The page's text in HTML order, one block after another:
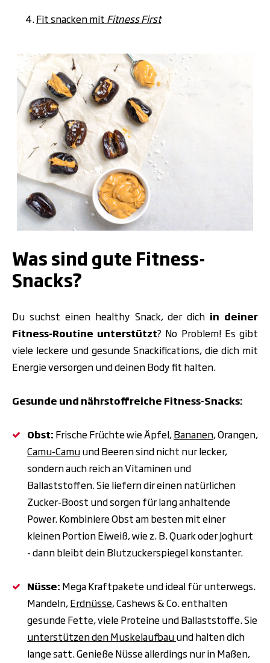
Fit snacken mit Fitness First
Was sind gute Fitness-
Snacks?
Du suchst einen healthy Snack, der dich in deiner
Fitness-Routine unterstützt? No Problem! Es gibt
viele leckere und gesunde Snackifications, die dich mit
Energie versorgen und deinen Body fit halten.
Gesunde und nährstoffreiche Fitness-Snacks:
Obst: Frische Früchte wie Äpfel,Bananen, Orangen,
Camu-Camuund Beeren sind nicht nur lecker,
sondern auch reich an Vitaminen und
Ballaststoffen. Sie liefern dir einen natürlichen
Zucker-Boost und sorgen für lang anhaltende
Power. Kombiniere Obst am besten mit einer
kleinen Portion Eiweiß, wie z. B. Quark oder Joghurt
- dann bleibt dein Blutzuckerspiegel konstanter.
Nüsse: Mega Kraftpakete und ideal für unterwegs.
Mandeln,Erdnüsse, Cashews & Co. enthalten
gesunde Fette, viele Proteine und Ballaststoffe. Sie
unterstützen den Muskelaufbauund halten dich
lange satt. Genieße Nüsse allerdings nur in Maßen,